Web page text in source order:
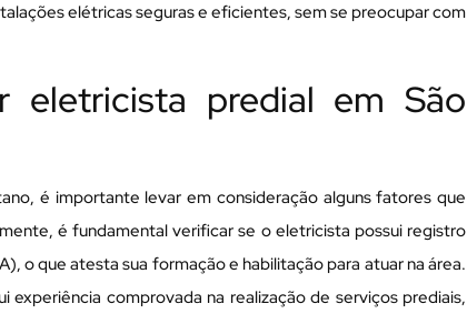
elétricas seguras e eficientes, sem se preocupar com
eletricista predial em São
é importante levar em consideração alguns fatores que
é fundamental verificar se o eletricista possui registro
o que atesta sua formação e habilitação para atuar na área.
comprovada na realização de serviços prediais,